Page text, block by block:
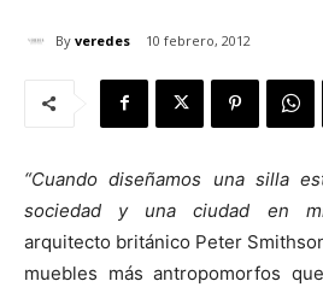
By veredes 10 febrero, 2012
“Cuando diseñamos una silla
sociedad y una ciudad en
arquitecto británico Peter
muebles más antropomorfos